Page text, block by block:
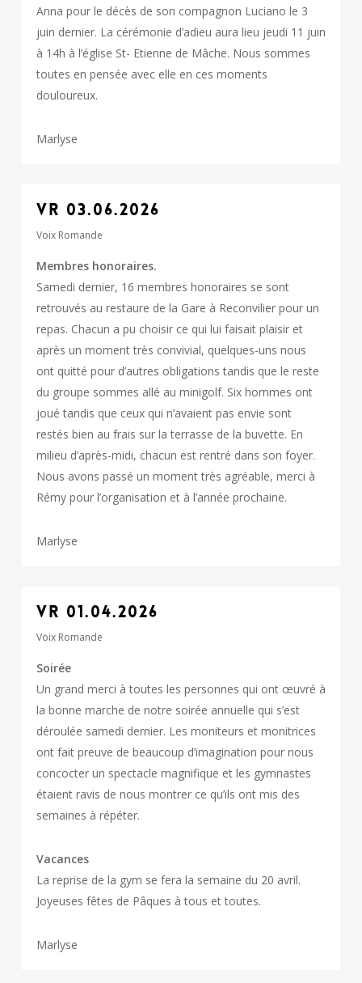
Anna pour le décès de son compagnon Luciano le 3
juin dernier. La cérémonie d’adieu aura lieu jeudi 11 juin
à 14h à l’église St- Etienne de Mâche. Nous sommes
toutes en pensée avec elle en ces moments
douloureux.
Marlyse
VR 03.06.2026
Voix Romande
Membres honoraires.
Samedi dernier, 16 membres honoraires se sont
retrouvés au restaure de la Gare à Reconvilier pour un
repas. Chacun a pu choisir ce qui lui faisait plaisir et
après un moment très convivial, quelques-uns nous
ont quitté pour d’autres obligations tandis que le reste
du groupe sommes allé au minigolf. Six hommes ont
joué tandis que ceux qui n’avaient pas envie sont
restés bien au frais sur la terrasse de la buvette. En
milieu d’après-midi, chacun est rentré dans son foyer.
Nous avons passé un moment très agréable, merci à
Rémy pour l’organisation et à l’année prochaine.
Marlyse
VR 01.04.2026
Voix Romande
Soirée
Un grand merci à toutes les personnes qui ont œuvré à
la bonne marche de notre soirée annuelle qui s’est
déroulée samedi dernier. Les moniteurs et monitrices
ont fait preuve de beaucoup d’imagination pour nous
concocter un spectacle magnifique et les gymnastes
étaient ravis de nous montrer ce qu’ils ont mis des
semaines à répéter.
Vacances
La reprise de la gym se fera la semaine du 20 avril.
Joyeuses fêtes de Pâques à tous et toutes.
Marlyse